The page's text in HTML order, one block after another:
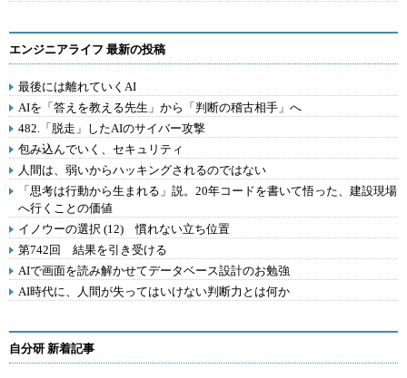
エンジニアライフ 最新の投稿
最後には離れていくAI
AIを「答えを教える先生」から「判断の稽古相手」へ
482.「脱走」したAIのサイバー攻撃
包み込んでいく、セキュリティ
人間は、弱いからハッキングされるのではない
「思考は行動から生まれる」説。20年コードを書いて悟った、建設現場
へ行くことの価値
イノウーの選択 (12) 慣れない立ち位置
第742回 結果を引き受ける
AIで画面を読み解かせてデータベース設計のお勉強
AI時代に、人間が失ってはいけない判断力とは何か
自分研 新着記事